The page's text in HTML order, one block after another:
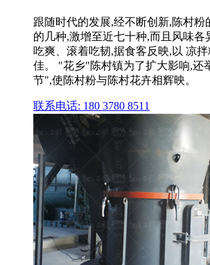
跟随时代的发展,经不断创新,陈村粉
的几种,激增至近七十种,而且风味各
吃爽、滚着吃韧,据食客反映,以 凉
佳。 "花乡"陈村镇为了扩大影响,还
节",使陈村粉与陈村花卉相辉映。
联系电话: 180 3780 8511